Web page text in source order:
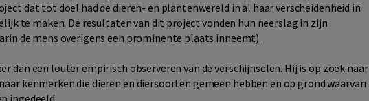
dat tot doel had de dieren- en plantenwereld in al haar verscheidenheid in
te maken. De resultaten van dit project vonden hun neerslag in zijn
de mens overigens een prominente plaats inneemt).
dan een louter empirisch observeren van de verschijnselen. Hij is op zoek naar
kenmerken die dieren en diersoorten gemeen hebben en op grond waarvan
ingedeeld.